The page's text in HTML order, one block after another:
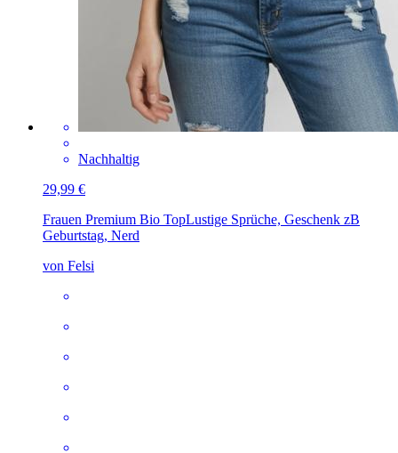
Nachhaltig
29,99 €
Frauen Premium Bio TopLustige Sprüche, Geschenk zB
Geburtstag, Nerd
von Felsi